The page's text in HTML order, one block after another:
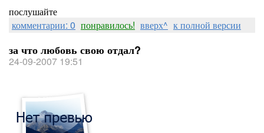
послушайте
комментарии: 0 понравилось! вверх^ к полной версии
за что любовь свою отдал?
24-09-2007 19:51